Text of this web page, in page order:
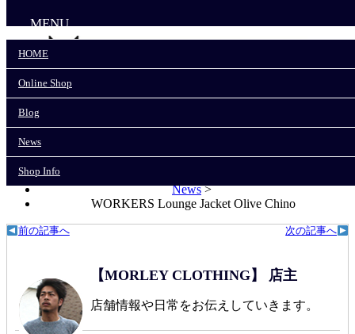
Online Shop
News
MENU
HOME
Online Shop
Blog
News
Shop Info
News>
WORKERS Lounge Jacket Olive Chino
次の記事へ
前の記事へ
【MORLEY CLOTHING】 店主
店舗情報や日常をお伝えしていきます。